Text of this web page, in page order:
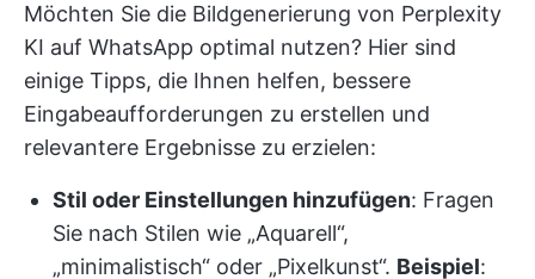
Möchten Sie die Bildgenerierung von Perplexity
KI auf WhatsApp optimal nutzen? Hier sind
einige Tipps, die Ihnen helfen, bessere
Eingabeaufforderungen zu erstellen und
relevantere Ergebnisse zu erzielen:
Stil oder Einstellungen hinzufügen: Fragen
Sie nach Stilen wie „Aquarell“,
„minimalistisch“ oder „Pixelkunst“. Beispiel: